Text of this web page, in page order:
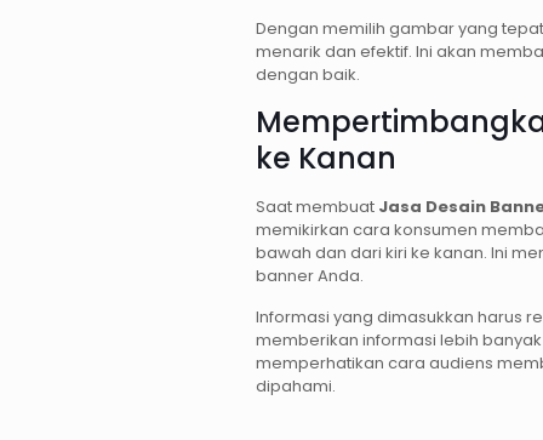
Dengan memilih gambar yang
menarik dan efektif. Ini akan
dengan baik.
ke Kanan
Saat membuat Jasa Desain
memikirkan cara konsumen
bawah dan dari kiri ke kanan. Ini
banner Anda.
Informasi yang dimasukkan harus
memberikan informasi lebih
memperhatikan cara audiens
dipahami.